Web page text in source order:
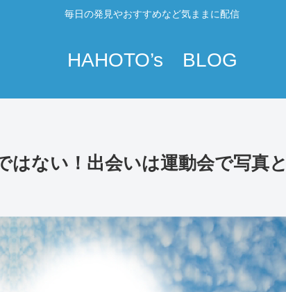
毎日の発見やおすすめなど気ままに配信
HAHOTO’s BLOG
はない！出会いは運動会で写真と